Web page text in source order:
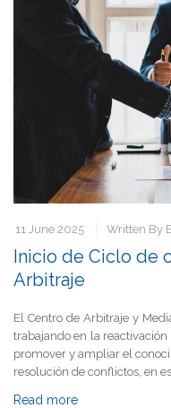
11 June 2025 Written By
Inicio de Ciclo de
Arbitraje
El Centro de Arbitraje y
trabajando en la
promover y ampliar el
resolución de conflictos, en
Read more